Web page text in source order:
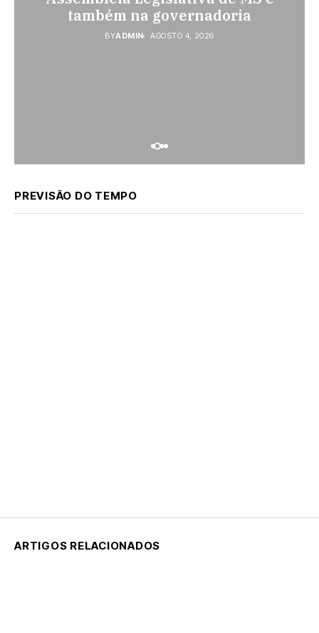
desta quarta-feira
BYADMIN AGOSTO 4, 2026
também na governadoria
BYADMIN AGOSTO 4, 2026
dela
BYADMIN AGOSTO 3, 2026
PREVISÃO DO TEMPO
ARTIGOS RELACIONADOS